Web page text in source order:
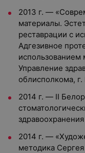
2013 г. —
материалы.
реставрации с
Адгезивное
использованием
Управление
облисполкома,
2014 г. — II
2014 г. —
методика